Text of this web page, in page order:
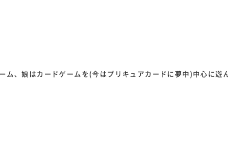
、娘はカードゲームを(今はプリキュアカードに夢中)中心に遊